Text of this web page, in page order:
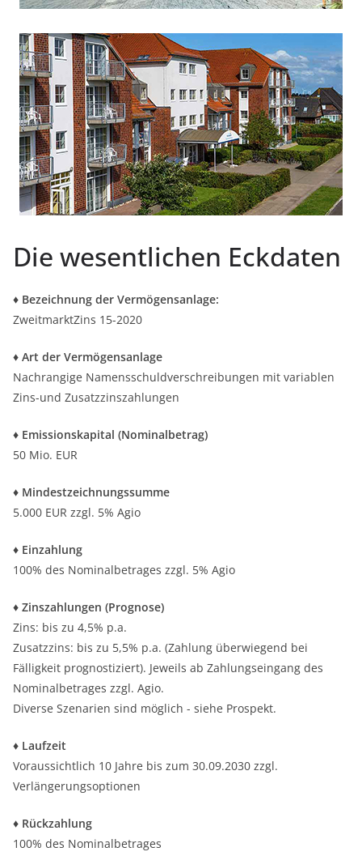
Die wesentlichen Eckdaten
♦ Bezeichnung der Vermögensanlage:
ZweitmarktZins 15-2020
♦ Art der Vermögensanlage
Nachrangige Namensschuldverschreibungen mit variablen
Zins-und Zusatzzinszahlungen
♦ Emissionskapital (Nominalbetrag)
50 Mio. EUR
♦ Mindestzeichnungssumme
5.000 EUR zzgl. 5% Agio
♦ Einzahlung
100% des Nominalbetrages zzgl. 5% Agio
♦ Zinszahlungen (Prognose)
Zins: bis zu 4,5% p.a.
Zusatzzins: bis zu 5,5% p.a. (Zahlung überwiegend bei
Fälligkeit prognostiziert). Jeweils ab Zahlungseingang des
Nominalbetrages zzgl. Agio.
Diverse Szenarien sind möglich - siehe Prospekt.
♦ Laufzeit
Voraussichtlich 10 Jahre bis zum 30.09.2030 zzgl.
Verlängerungsoptionen
♦ Rückzahlung
100% des Nominalbetrages